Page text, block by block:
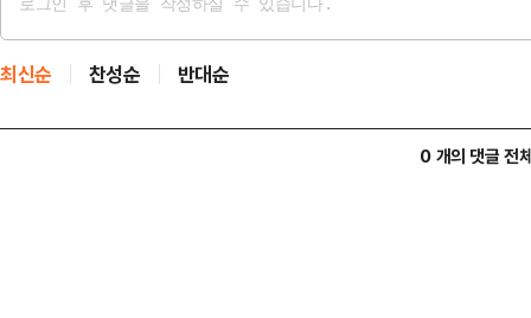
최신순 찬성순 반대순
0 개의 댓글 전